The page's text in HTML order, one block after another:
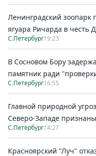
Ленинградский зоопарк
ягуара Ричарда в честь
С.Петербург19:23
В Сосновом Бору
памятник ради
С.Петербург16:55
Главной природной
Северо-Западе
С.Петербург14:27
Красноярский "Луч"